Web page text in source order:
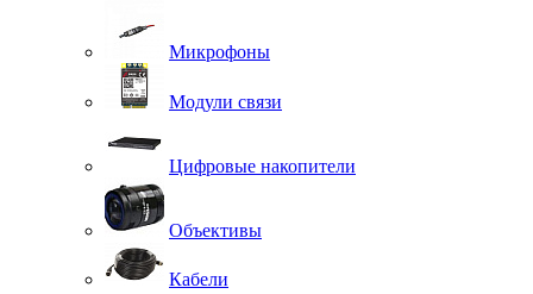
Микрофоны
Модули связи
Цифровые накопители
Объективы
Кабели